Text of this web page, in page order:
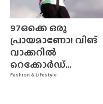
Fashion & Lifestyle
97ഒക്കെ ഒരു
പ്രായമാണോ! വിങ്
വാക്കറിൽ
റെക്കോർഡ്...